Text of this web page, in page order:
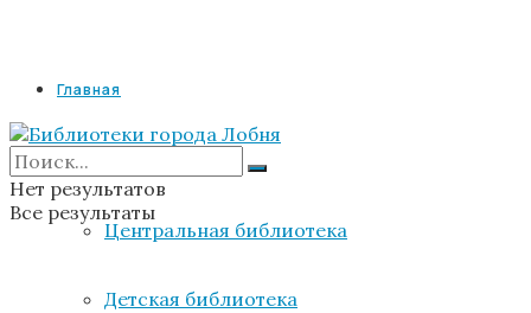
Главная
Библиотеки
Центральная библиотека
Детская библиотека
Нет результатов
Все результаты